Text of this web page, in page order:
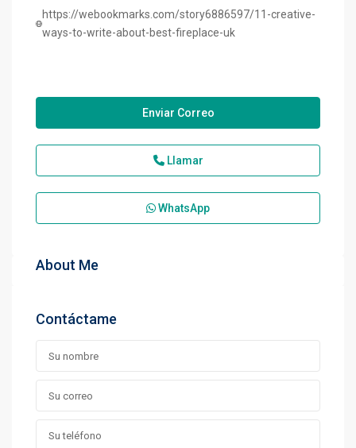
https://webookmarks.com/story6886597/11-creative-
ways-to-write-about-best-fireplace-uk
Enviar Correo
Llamar
WhatsApp
About Me
Contáctame